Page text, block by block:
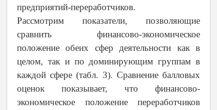
предприятий-переработчиков.
Рассмотрим показатели, позволяющие
сравнить финансово-экономическое
положение обеих сфер деятельности как в
целом, так и по доминирующим группам в
каждой сфере (табл. 3). Сравнение балловых
оценок показывает, что финансово-
экономическое положение переработчиков